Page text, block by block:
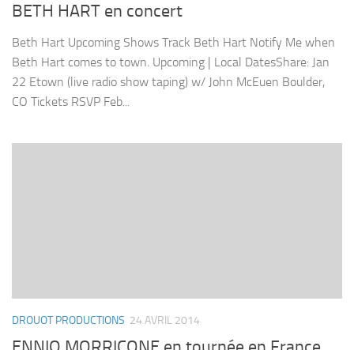
BETH HART en concert
Beth Hart Upcoming Shows Track Beth Hart Notify Me when
Beth Hart comes to town. Upcoming | Local DatesShare: Jan
22 Etown (live radio show taping) w/ John McEuen Boulder,
CO Tickets RSVP Feb...
DROUOT PRODUCTIONS 24 AVRIL 2014